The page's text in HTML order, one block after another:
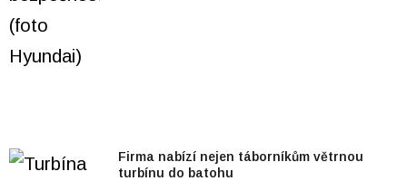
Firma nabízí nejen táborníkům větrnou
turbínu do batohu